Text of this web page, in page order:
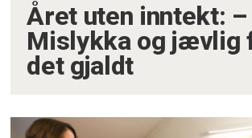
Året uten inntekt: –
Mislykka og jævlig
det gjaldt